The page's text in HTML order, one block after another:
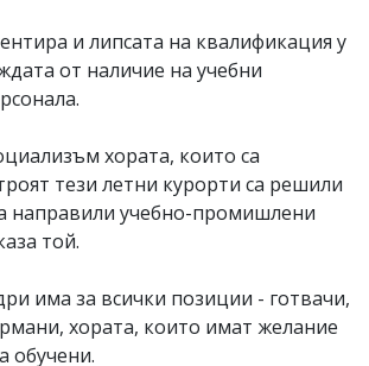
и липсата на квалификация у
от наличие на учебни
хората, които са
тези летни курорти са решили
направили учебно-промишлени
той.
има за всички позиции - готвачи,
хората, които имат желание
обучени.